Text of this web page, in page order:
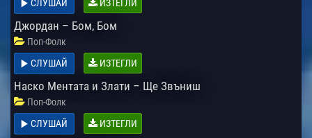
СЛУШАЙ
ИЗТЕГЛИ
Джордан – Бом, Бом
Поп-Фолк
СЛУШАЙ
ИЗТЕГЛИ
Наско Ментата и Злати – Ще Звъниш
Поп-Фолк
СЛУШАЙ
ИЗТЕГЛИ